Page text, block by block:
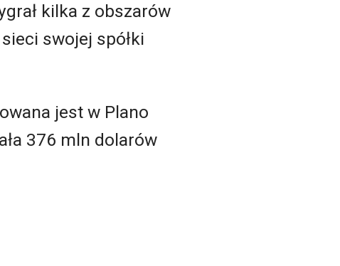
kilka z obszarów
swojej spółki
jest w Plano
376 mln dolarów